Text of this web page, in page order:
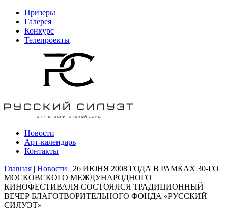
Призеры
Галерея
Конкурс
Телепроекты
Новости
Арт-календарь
Контакты
Главная | Новости | 26 ИЮНЯ 2008 ГОДА В РАМКАХ 30-ГО
МОСКОВСКОГО МЕЖДУНАРОДНОГО
КИНОФЕСТИВАЛЯ СОСТОЯЛСЯ ТРАДИЦИОННЫЙ
ВЕЧЕР БЛАГОТВОРИТЕЛЬНОГО ФОНДА «РУССКИЙ
СИЛУЭТ»